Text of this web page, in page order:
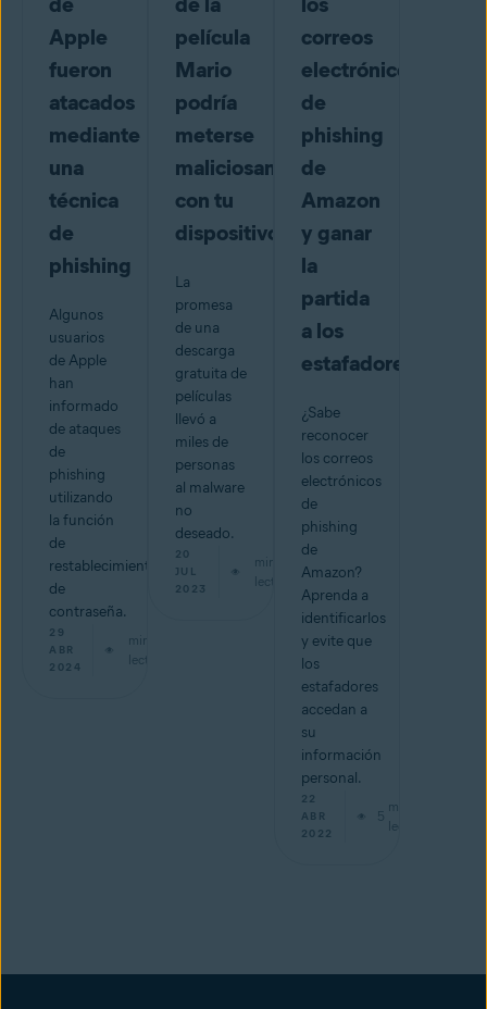
Apple
fueron
atacados
mediante
una
técnica
de
phishing
Algunos
usuarios
de Apple
han
informado
de ataques
de
phishing
utilizando
la función
de
restablecimiento
de
contraseña.
29
ABR
2024
min de
lectura
película
Mario
podría
meterse
maliciosamente
con tu
dispositivo
La
promesa
de una
descarga
gratuita de
películas
llevó a
miles de
personas
al malware
no
deseado.
20
JUL
2023
min de
lectura
correos
electrónicos
de
phishing
de
Amazon
y ganar
la
partida
a los
estafadores
¿Sabe
reconocer
los correos
electrónicos
de
phishing
de
Amazon?
Aprenda a
identificarlos
y evite que
los
estafadores
accedan a
su
información
personal.
22
ABR
2022
5
min de
lectura